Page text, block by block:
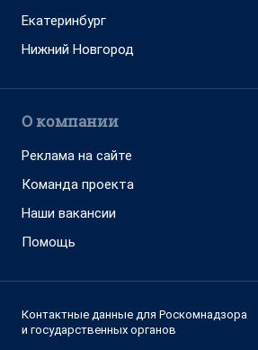
Екатеринбург
Нижний Новгород
О компании
Реклама на сайте
Команда проекта
Наши вакансии
Помощь
Контактные данные для Роскомнадзора
и государственных органов